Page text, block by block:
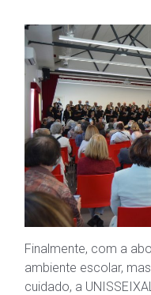
Finalmente, com a
ambiente escolar,
cuidado, a